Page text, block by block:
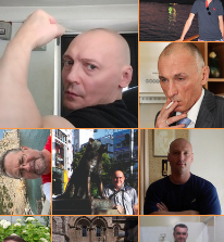
34
48 Александр, 51 Владимир, 57
38 Виталий, 43 Anatoly, 55